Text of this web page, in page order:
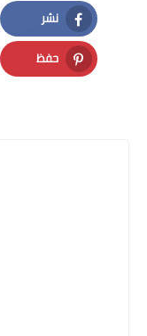
نشر
Facebook
حفظ
Pinterest